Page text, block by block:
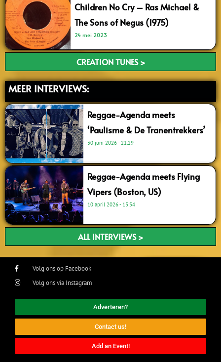
Children No Cry – Ras Michael &
The Sons of Negus (1975)
24 mei 2023
CREATION TUNES >
MEER INTERVIEWS:
Reggae-Agenda meets
‘Paulisme & De Tranentrekkers’
30 juni 2026 21:29
Reggae-Agenda meets Flying
Vipers (Boston, US)
10 april 2026 13:34
ALL INTERVIEWS >
Volg ons op Facebook
Volg ons via Instagram
Adverteren?
Contact us!
Add an Event!